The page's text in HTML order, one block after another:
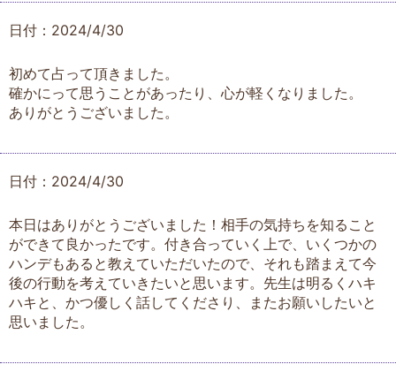
日付：2024/4/30
初めて占って頂きました。
確かにって思うことがあったり、心が軽くなりました。
ありがとうございました。
日付：2024/4/30
本日はありがとうございました！相手の気持ちを知ること
ができて良かったです。付き合っていく上で、いくつかの
ハンデもあると教えていただいたので、それも踏まえて今
後の行動を考えていきたいと思います。先生は明るくハキ
ハキと、かつ優しく話してくださり、またお願いしたいと
思いました。